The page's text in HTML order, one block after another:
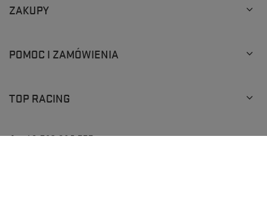
ZAKUPY
POMOC I ZAMÓWIENIA
TOP RACING ×